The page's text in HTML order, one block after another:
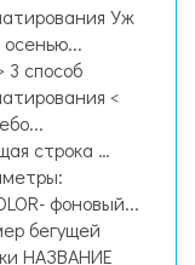
Уж
3 способ
<
строка …
фоновый...
бегущей
НАЗВАНИЕ